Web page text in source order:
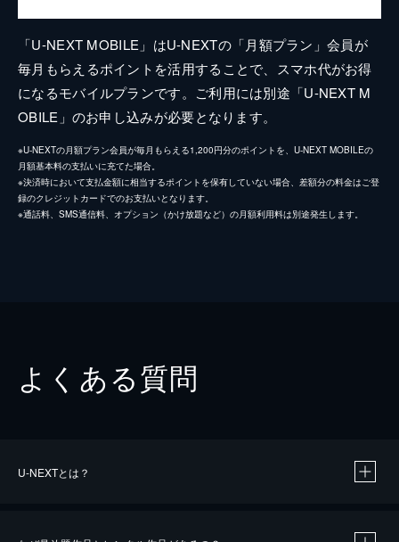
「U-NEXT MOBILE」はU-NEXTの「月額プラン」会員が
毎月もらえるポイントを活用することで、スマホ代がお得
になるモバイルプランです。ご利用には別途「U-NEXT M
OBILE」のお申し込みが必要となります。
※U-NEXTの月額プラン会員が毎月もらえる1,200円分のポイントを、U-NEXT MOBILEの
月額基本料の支払いに充てた場合。
※決済時において支払金額に相当するポイントを保有していない場合、差額分の料金はご登
録のクレジットカードでのお支払いとなります。
※通話料、SMS通信料、オプション（かけ放題など）の月額利用料は別途発生します。
よくある質問
U-NEXTとは？